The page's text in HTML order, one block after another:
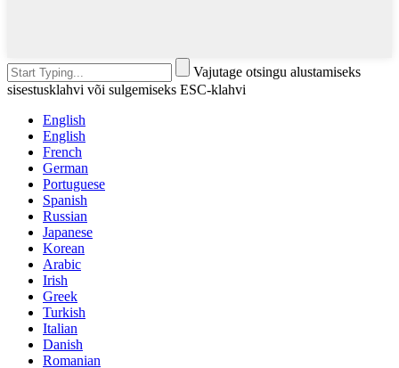
Vajutage otsingu alustamiseks
sisestusklahvi või sulgemiseks ESC-klahvi
English
English
French
German
Portuguese
Spanish
Russian
Japanese
Korean
Arabic
Irish
Greek
Turkish
Italian
Danish
Romanian